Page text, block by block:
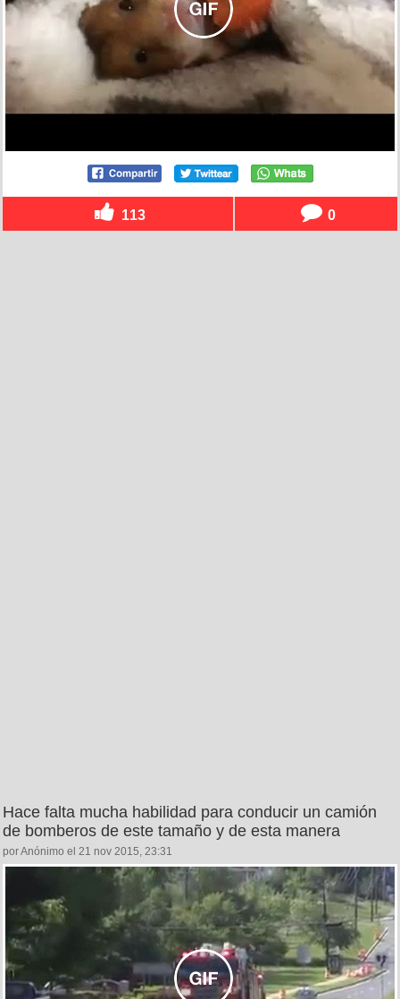
113 0
Hace falta mucha habilidad para conducir un camión
de bomberos de este tamaño y de esta manera
por Anónimo el 21 nov 2015, 23:31